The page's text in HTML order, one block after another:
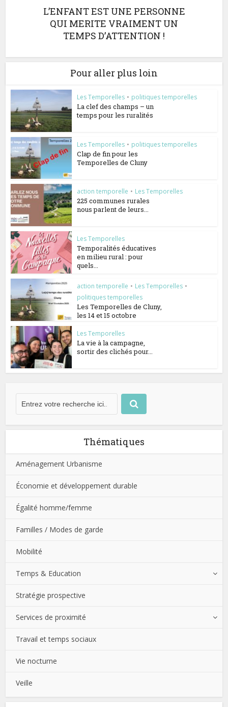
L’ENFANT EST UNE PERSONNE
QUI MERITE VRAIMENT UN
TEMPS D’ATTENTION !
Pour aller plus loin
Les Temporelles • politiques temporelles
La clef des champs – un
temps pour les ruralités
Les Temporelles • politiques temporelles
Clap de fin pour les
Temporelles de Cluny
action temporelle • Les Temporelles
225 communes rurales
nous parlent de leurs...
Les Temporelles
Temporalités éducatives
en milieu rural : pour
quels...
action temporelle • Les Temporelles •
politiques temporelles
Les Temporelles de Cluny,
les 14 et 15 octobre
Les Temporelles
La vie à la campagne,
sortir des clichés pour...
Thématiques
Aménagement Urbanisme
Économie et développement durable
Égalité homme/femme
Familles / Modes de garde
Mobilité
Temps & Education
Stratégie prospective
Services de proximité
Travail et temps sociaux
Vie nocturne
Veille